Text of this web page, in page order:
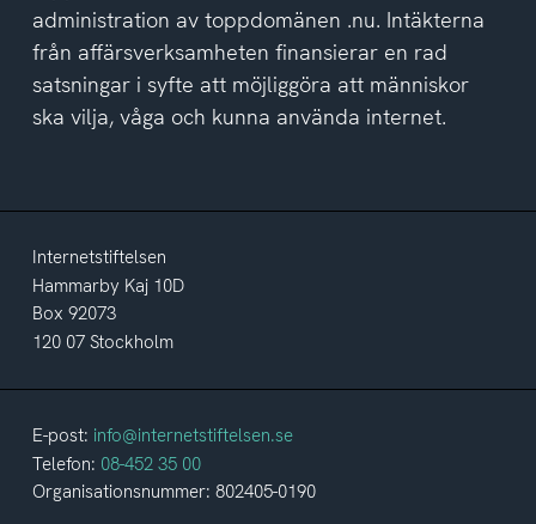
administration av toppdomänen .nu. Intäkterna
från affärsverksamheten finansierar en rad
satsningar i syfte att möjliggöra att människor
ska vilja, våga och kunna använda internet.
Internetstiftelsen
Hammarby Kaj 10D
Box 92073
120 07 Stockholm
E-post: info@internetstiftelsen.se
Telefon: 08-452 35 00
Organisationsnummer: 802405-0190